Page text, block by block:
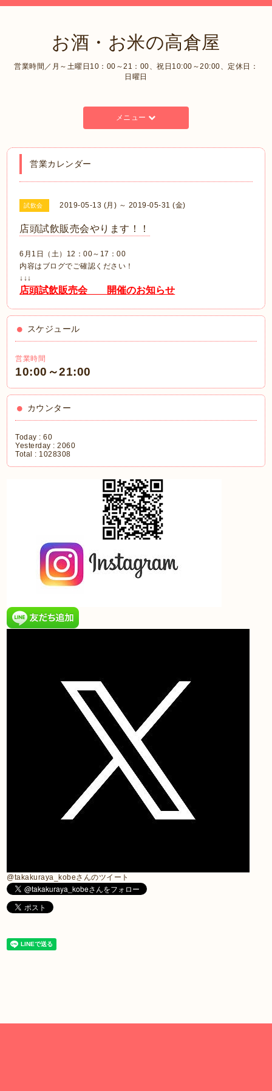
お酒・お米の高倉屋
営業時間／月～土曜日10：00～21：00、祝日10:00～20:00、定休日：
日曜日
メニュー
営業カレンダー
試飲会 2019-05-13 (月) ～ 2019-05-31 (金)
店頭試飲販売会やります！！
6月1日（土）12：00～17：00
内容はブログでご確認ください！
↓↓↓
店頭試飲販売会 開催のお知らせ
スケジュール
営業時間
10:00～21:00
カウンター
Today :60
Yesterday :2060
Total : 1028308
@takakuraya_kobeさんのツイート